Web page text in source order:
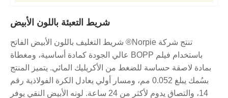
شريط التعبئة باللون الأبيض
تنتج شركة Norpie® شريط التغليف باللون الأبيض الفاتح
باستخدام فيلم BOPP عالي الجودة كمادة أساسية، ومغطاة
بمادة لاصقة حساسة للضغط من الأكريليك المائي. يتميز المنتج
بسُمك يبلغ 0.052 مم، ومسار أولي يعادل الكرة الفولاذية رقم
14، والتصاق يدوم لأكثر من 24 ساعة. لونه الأبيض النقي يوفر